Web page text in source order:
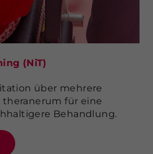
(NiT)
über mehrere
für eine
Behandlung.